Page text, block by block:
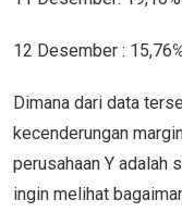
12 Desember :
Dimana dari data
kecenderungan
perusahaan Y adalah
ingin melihat